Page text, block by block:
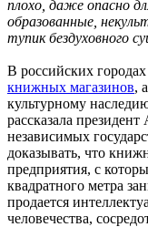
плохо, даже опасно
образованные,
тупик бездуховного
В российских
книжных магазинов,
культурному
рассказала
независимых
доказывать, что
предприятия, с
квадратного метра
продается
человечества,